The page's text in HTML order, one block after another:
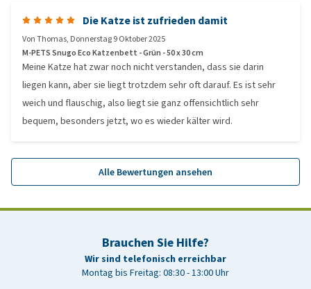
Die Katze ist zufrieden damit
VonThomas, Donnerstag 9 Oktober 2025
M-PETS Snugo Eco Katzenbett - Grün - 50 x 30 cm
Meine Katze hat zwar noch nicht verstanden, dass sie darin
liegen kann, aber sie liegt trotzdem sehr oft darauf. Es ist sehr
weich und flauschig, also liegt sie ganz offensichtlich sehr
bequem, besonders jetzt, wo es wieder kälter wird.
Alle Bewertungen ansehen
Brauchen Sie Hilfe?
Wir sind telefonisch erreichbar
Montag bis Freitag: 08:30 - 13:00 Uhr